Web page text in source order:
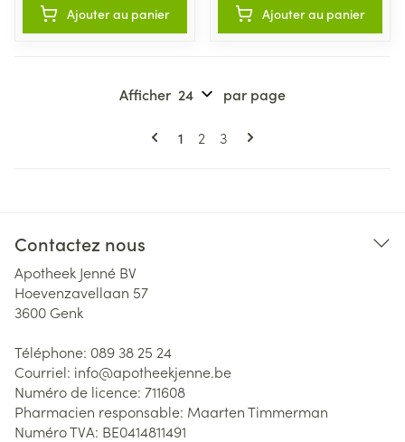
Ajouter au panier Ajouter au panier
Pages
Vous lisez actuellement la page
1 Page
2 Page
3
Afficher par page
Contactez nous
Apotheek Jenné BV
Hoevenzavellaan 57
3600 Genk
Téléphone: 089 38 25 24
Courriel: info@apotheekjenne.be
Numéro de licence: 711608
Pharmacien responsable: Maarten Timmerman
Numéro TVA: BE0414811491